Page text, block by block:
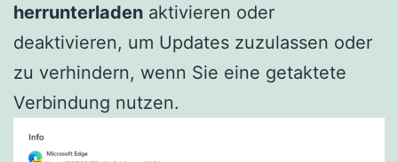
herrunterladen aktivieren oder
deaktivieren, um Updates zuzulassen oder
zu verhindern, wenn Sie eine getaktete
Verbindung nutzen.